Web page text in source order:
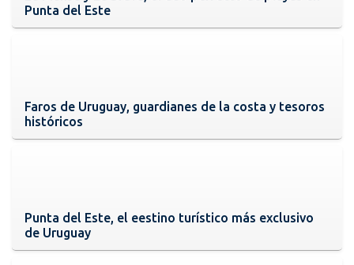
Punta del Este
Faros de Uruguay, guardianes de la costa y tesoros
históricos
Punta del Este, el eestino turístico más exclusivo
de Uruguay